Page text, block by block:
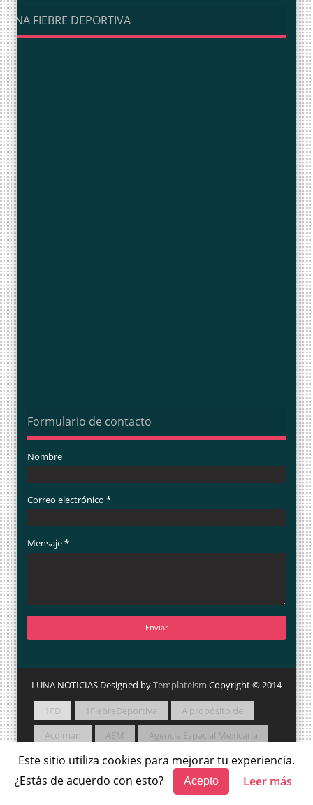
Este sitio utiliza cookies para mejorar tu experiencia.
¿Estás de acuerdo con esto?
Acepto Leer más
UNA FIEBRE DEPORTIVA
Formulario de contacto
Nombre
Correo electrónico *
Mensaje*
LUNA NOTICIAS Designed byTemplateism Copyright © 2014
1FD 1FiebreDeportiva
A propósito de
Acolman
AEM
Agencia Espacial Mexicana
Agenda
Agrario Agricultura
Agua
Amateur
Amigos Camperos
Animación